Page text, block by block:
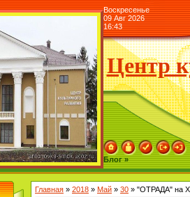
Воскресенье
09 Авг 2026
16:43
Центр
Блог »
Главная » 2018 » Май » 30 » "ОТРАДА" на X